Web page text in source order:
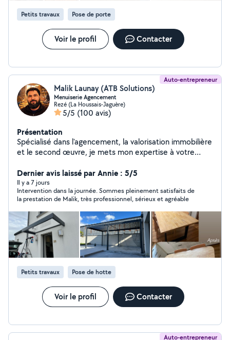
Petits travaux Pose de porte
Voir le profil Contacter
Auto-entrepreneur
Malik Launay (ATB Solutions)
Menuiserie Agencement
Rezé (La Houssais-Jaguère)
5/5 (100 avis)
Présentation
Spécialisé dans l'agencement, la valorisation immobilière
et le second œuvre, je mets mon expertise à votre
intérieurs et extérieurs. Agencement&Décoration : -
Installation de cuisine aménagée, dressings, bureaux,
placards. -Fixation sécurisé d'éléments lourds (Écran
plat suspendus, meubles) -Intégration de mobilier sur
mesure dans vos pièces. -Création de coffrage
décoratifs pour masquer vos radiateurs, tuyauteries,
tringles à rideaux Finitions&Modénatures : -Pose de
moulures, baguettes de finition, corniches et rosace
pour apporter du cachet à vos pièces. Mise en lumière:
-Installation de luminaire et bandeau led intégré
Aménagements extérieurs : -Pose de terrasse, pergolas,
portails et portillons, clôture, boîte à lettres -Création
de coin cuisine extérieur. Rénovation : -Pose de sols,
cloisons, et ouverture intérieure et extérieure. -
serrure et cylindre. L.Malik ATB
Dernier avis laissé par Annie : 5/5
Il y a 7 jours
Intervention dans la journée. Sommes pleinement satisfaits de
la prestation de Malik, très professionnel, sérieux et agréable
Petits travaux Pose de hotte
Voir le profil Contacter
Auto-entrepreneur